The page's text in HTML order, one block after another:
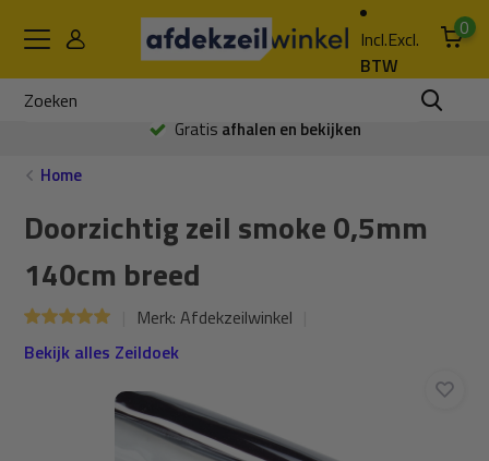
Incl.Excl.
BTW
0
Gratisafhalen en bekijken
Home
Doorzichtig zeil smoke 0,5mm
140cm breed
Merk:Afdekzeilwinkel
Bekijk alles Zeildoek